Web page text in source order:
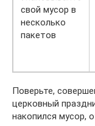
свой мусор в
несколько
пакетов
Поверьте,
церковный
накопился мусор,